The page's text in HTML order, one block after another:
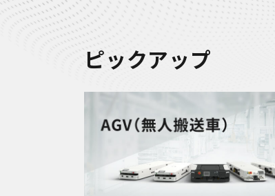
ピックアップ